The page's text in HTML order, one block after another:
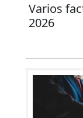
Varios
2026